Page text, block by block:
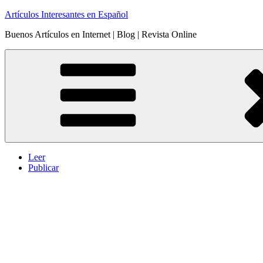
Saltar
contenido
Artículos Interesantes en Español
Buenos Artículos en Internet | Blog | Revista Online
Leer
Publicar